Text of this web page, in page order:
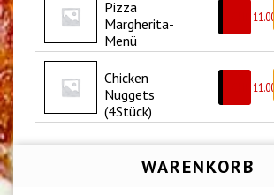
Pizza
Margherita-
Menü
11.00
Chicken
Nuggets
(4Stück)
11.00
WARENKORB